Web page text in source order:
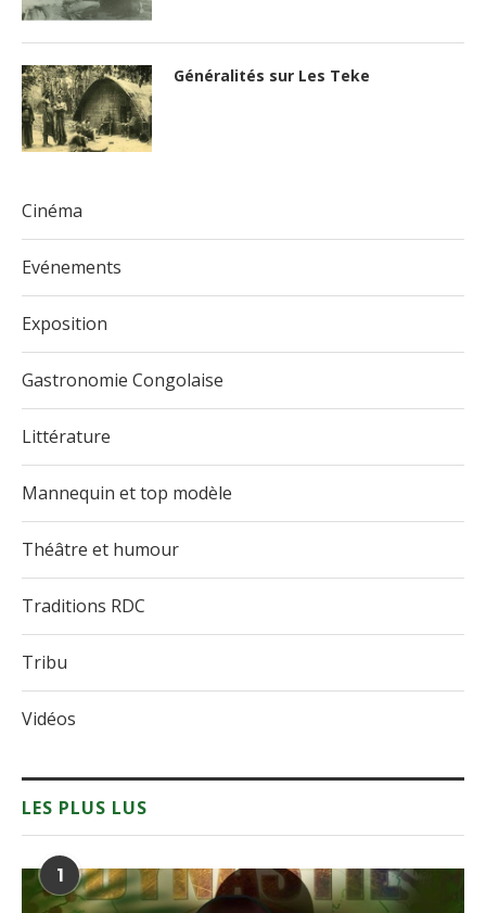
Généralités sur Les Teke
Cinéma
Evénements
Exposition
Gastronomie Congolaise
Littérature
Mannequin et top modèle
Théâtre et humour
Traditions RDC
Tribu
Vidéos
LES PLUS LUS
1